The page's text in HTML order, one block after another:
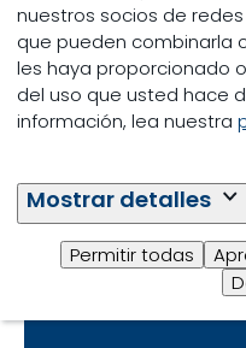
nuestros socios de
que pueden combinarla
les haya proporcionado
del uso que usted hace
información, lea nuestra
Mostrar detalles
Permitir todas
del destete se
y, en ocasiones, la
tiene causas
vital es uno de los
influyen en el
Leer más